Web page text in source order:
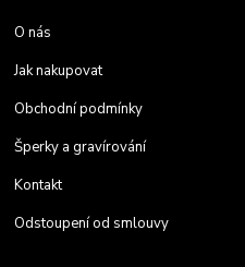
O nás
Jak nakupovat
Obchodní podmínky
Šperky a gravírování
Kontakt
Odstoupení od smlouvy